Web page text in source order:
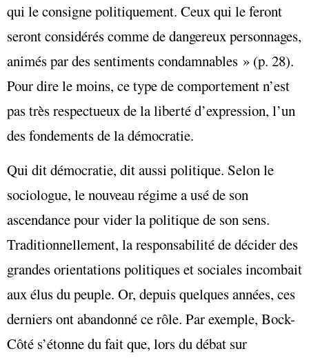
qui le consigne politiquement. Ceux qui le feront
seront considérés comme de dangereux personnages,
animés par des sentiments condamnables » (p. 28).
Pour dire le moins, ce type de comportement n’est
pas très respectueux de la liberté d’expression, l’un
des fondements de la démocratie.
Qui dit démocratie, dit aussi politique. Selon le
sociologue, le nouveau régime a usé de son
ascendance pour vider la politique de son sens.
Traditionnellement, la responsabilité de décider des
grandes orientations politiques et sociales incombait
aux élus du peuple. Or, depuis quelques années, ces
derniers ont abandonné ce rôle. Par exemple, Bock-
Côté s’étonne du fait que, lors du débat sur